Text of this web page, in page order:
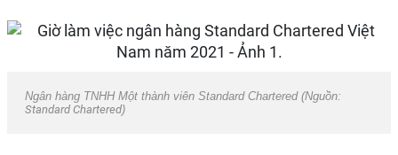
Ngân hàng TNHH Một thành viên Standard Chartered (Nguồn:
Standard Chartered)